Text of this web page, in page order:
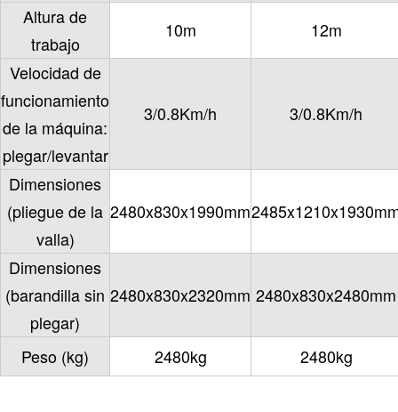
Altura de
trabajo
10m
12m
Velocidad de
funcionamiento
de la máquina:
plegar/levantar
3/0.8Km/h 3/0.8Km/h
Dimensiones
(pliegue de la
valla)
2480x830x1990mm
Dimensiones
(barandilla sin
plegar)
2480x830x2320mm 2480x830x2480mm
Peso (kg) 2480kg 2480kg